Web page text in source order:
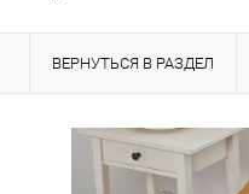
ВЕРНУТЬСЯ В РАЗДЕЛ